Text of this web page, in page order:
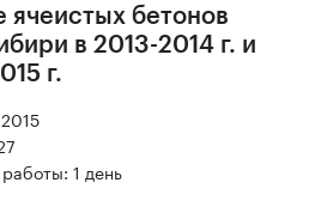
ячеистых бетонов
в 2013-2014 г. и
г.
1 день